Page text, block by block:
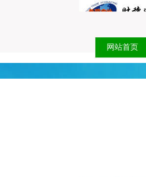
网站首页